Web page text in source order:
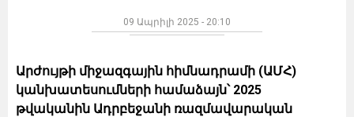
09 Ապրիլի 2025 - 20:10
Արժույթի միջազգային հիմնադրամի (ԱՄՀ)
կանխատեսումների համաձայն՝ 2025
թվականին Ադրբեջանի ռազմավարական